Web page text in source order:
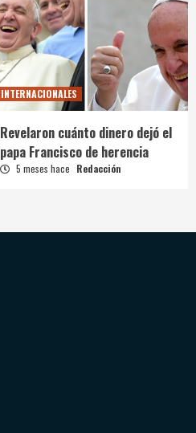
INTERNACIONALES
Revelaron cuánto dinero dejó el
papa Francisco de herencia
5 meses hace Redacción